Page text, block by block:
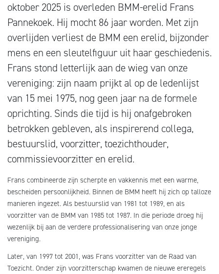
oktober 2025 is overleden BMM-erelid Frans
Pannekoek. Hij mocht 86 jaar worden. Met zijn
overlijden verliest de BMM een erelid, bijzonder
mens en een sleutelfiguur uit haar geschiedenis.
Frans stond letterlijk aan de wieg van onze
vereniging: zijn naam prijkt al op de ledenlijst
van 15 mei 1975, nog geen jaar na de formele
oprichting. Sinds die tijd is hij onafgebroken
betrokken gebleven, als inspirerend collega,
bestuurslid, voorzitter, toezichthouder,
commissievoorzitter en erelid.
Frans combineerde zijn scherpte en vakkennis met een warme,
bescheiden persoonlijkheid. Binnen de BMM heeft hij zich op talloze
manieren ingezet. Als bestuurslid van 1981 tot 1989, en als
voorzitter van de BMM van 1985 tot 1987. In die periode droeg hij
wezenlijk bij aan de verdere professionalisering van onze jonge
vereniging.
Later, van 1997 tot 2001, was Frans voorzitter van de Raad van
Toezicht. Onder zijn voorzitterschap kwamen de nieuwe ereregels